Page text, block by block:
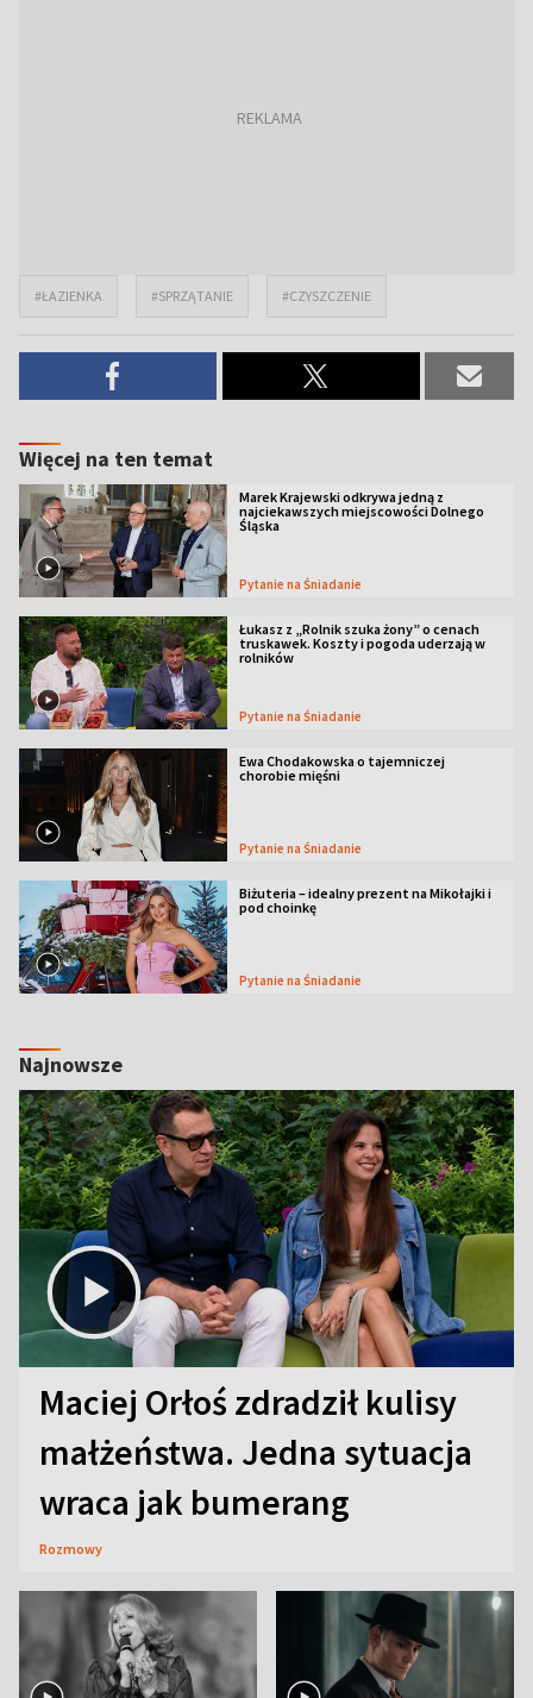
#ŁAZIENKA #SPRZĄTANIE #CZYSZCZENIE
Więcej na ten temat
Marek Krajewski odkrywa jedną z
najciekawszych miejscowości Dolnego
Śląska
Pytanie na Śniadanie
Łukasz z „Rolnik szuka żony” o cenach
truskawek. Koszty i pogoda uderzają w
rolników
Pytanie na Śniadanie
Ewa Chodakowska o tajemniczej
chorobie mięśni
Pytanie na Śniadanie
Biżuteria – idealny prezent na Mikołajki i
pod choinkę
Pytanie na Śniadanie
Najnowsze
Maciej Orłoś zdradził kulisy
małżeństwa. Jedna sytuacja
wraca jak bumerang
Rozmowy